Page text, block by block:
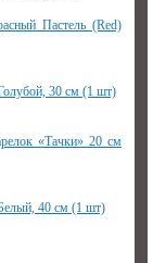
Пастель (Red)
30 см (1 шт)
«Тачки» 20 см
40 см (1 шт)